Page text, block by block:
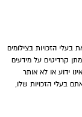
הזכויות בצילומים
קרדיטים על מידעים
ידוע או לא אותר
שאתם בעלי הזכויות שלו,